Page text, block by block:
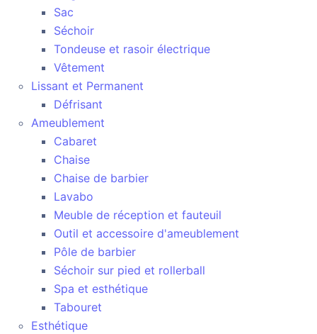
Sac
Séchoir
Tondeuse et rasoir électrique
Vêtement
Lissant et Permanent
Défrisant
Ameublement
Cabaret
Chaise
Chaise de barbier
Lavabo
Meuble de réception et fauteuil
Outil et accessoire d'ameublement
Pôle de barbier
Séchoir sur pied et rollerball
Spa et esthétique
Tabouret
Esthétique